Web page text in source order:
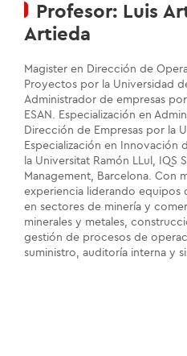
Profesor: Luis
Artieda
Magister en Dirección de
Proyectos por la Universidad
Administrador de empresas
ESAN. Especialización en
Dirección de Empresas por la
Especialización en Innovación
la Universitat Ramón LLul, IQS
Management, Barcelona. Con
experiencia liderando equipos
en sectores de minería y
minerales y metales,
gestión de procesos de
suministro, auditoría interna y